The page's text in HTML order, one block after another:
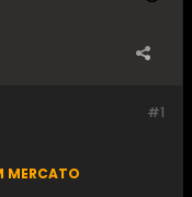
#1
MERCATO